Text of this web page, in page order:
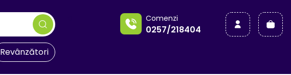
Revânzători
Comenzi
0257/218404